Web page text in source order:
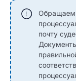
Обращаем
почту